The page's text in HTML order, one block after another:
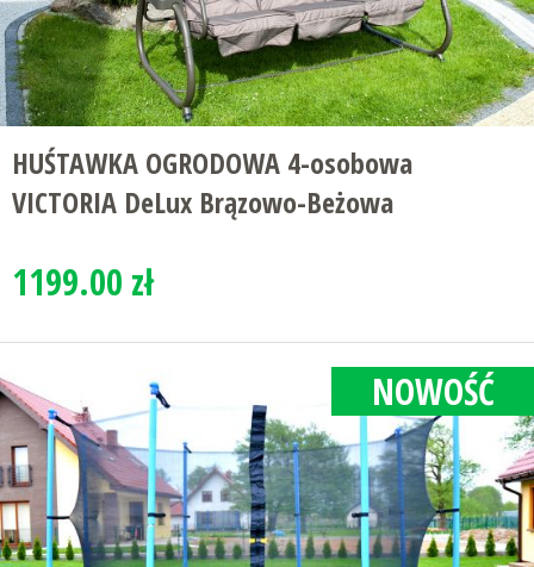
HUŚTAWKA OGRODOWA 4-osobowa
VICTORIA DeLux Brązowo-Beżowa
1199.00 zł
NOWOŚĆ